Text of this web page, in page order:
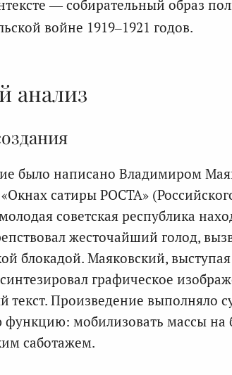
— собирательный образ
войне 1919–1921 годов.
анализ
было написано Владимиром
сатиры РОСТА»
советская республика
жесточайший голод,
блокадой. Маяковский,
графическое
текст. Произведение выполняло
функцию: мобилизовать массы на
саботажем.